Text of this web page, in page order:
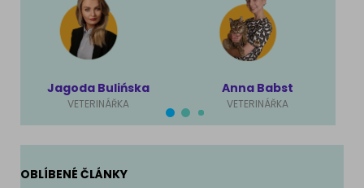
Jagoda Bulińska
VETERINÁŘKA
Anna Babst
VETERINÁŘKA
OBLÍBENÉ ČLÁNKY